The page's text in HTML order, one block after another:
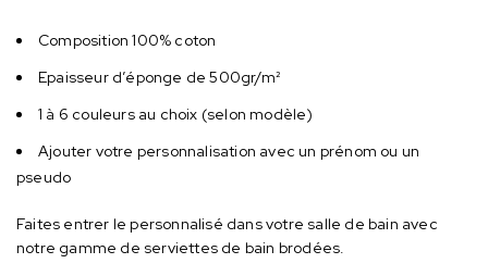
Composition 100% coton
Epaisseur d’éponge de 500gr/m²
1 à 6 couleurs au choix (selon modèle)
Ajouter votre personnalisation avec un prénom ou un
pseudo
Faites entrer le personnalisé dans votre salle de bain avec
notre gamme de serviettes de bain brodées.